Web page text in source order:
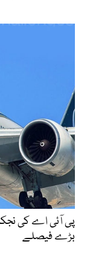
پی آئی اے کی
بڑے فیصلے